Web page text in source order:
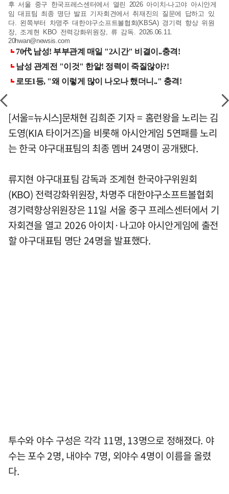
후 서울 중구 한국프레스센터에서 열린 2026 아이치-나고야 아시안게
임 대표팀 최종 명단 발표 기자회견에서 취재진의 질문에 답하고 있
다. 왼쪽부터 차명주 대한야구소프트볼협회(KBSA) 경기력 향상 위원
장, 조계현 KBO 전력강화위원장, 류 감독. 2026.06.11.
20hwan@newsis.com
[서울=뉴시스]문채현 김희준 기자 = 홈런왕을 노리는 김
도영(KIA 타이거즈)을 비롯해 아시안게임 5연패를 노리
는 한국 야구대표팀의 최종 멤버 24명이 공개됐다.
류지현 야구대표팀 감독과 조계현 한국야구위원회
(KBO) 전력강화위원장, 차명주 대한야구소프트볼협회
경기력향상위원장은 11일 서울 중구 프레스센터에서 기
자회견을 열고 2026 아이치·나고야 아시안게임에 출전
할 야구대표팀 명단 24명을 발표했다.
투수와 야수 구성은 각각 11명, 13명으로 정해졌다. 야
수는 포수 2명, 내야수 7명, 외야수 4명이 이름을 올렸
다.